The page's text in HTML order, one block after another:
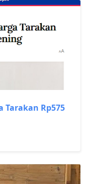
Tarakan Rp575